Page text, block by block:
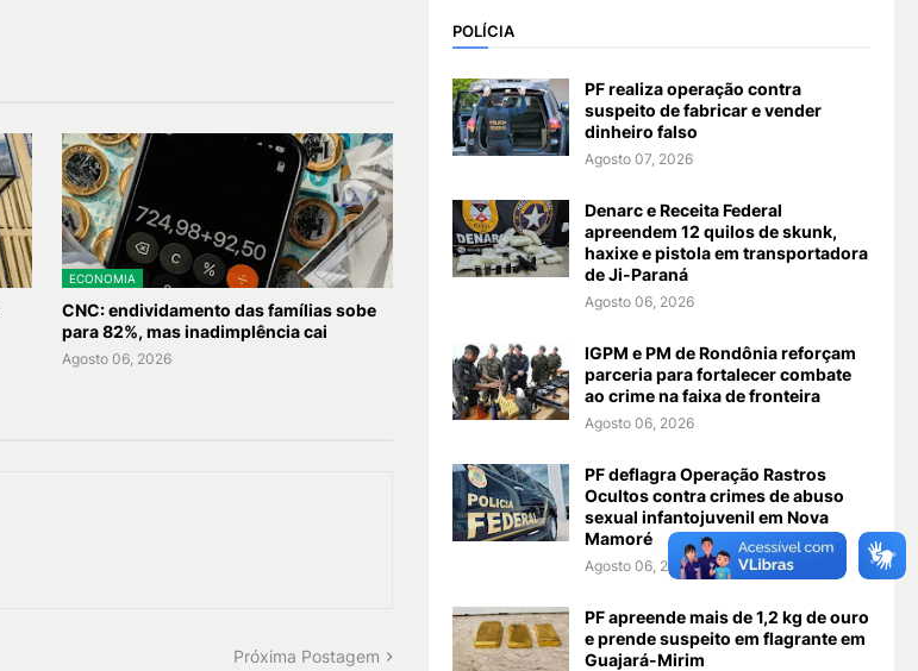
ECONOMIA
CNC: endividamento das famílias sobe
para 82%, mas inadimplência cai
Agosto 06, 2026
Próxima Postagem
POLÍCIA
PF realiza operação contra
suspeito de fabricar e vender
dinheiro falso
Agosto 07, 2026
Denarc e Receita Federal
apreendem 12 quilos de skunk,
haxixe e pistola em transportadora
de Ji-Paraná
Agosto 06, 2026
IGPM e PM de Rondônia reforçam
parceria para fortalecer combate
ao crime na faixa de fronteira
Agosto 06, 2026
PF deflagra Operação Rastros
Ocultos contra crimes de abuso
sexual infantojuvenil em Nova
Mamoré
Agosto 06, 2026
PF apreende mais de 1,2 kg de ouro
e prende suspeito em flagrante em
Guajará-Mirim